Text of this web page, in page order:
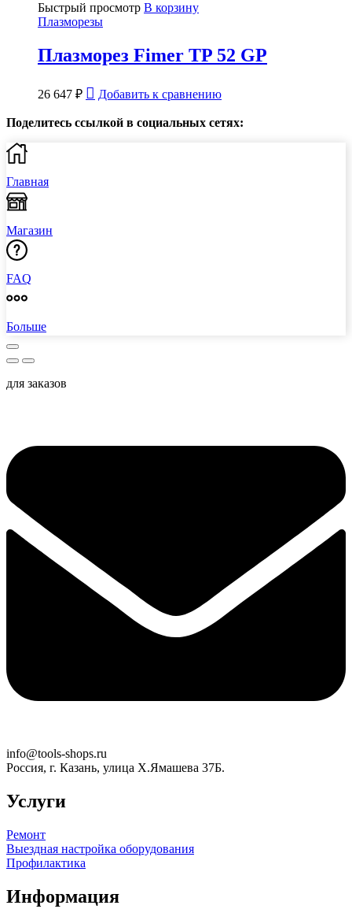
Быстрый просмотр В корзину
Плазморезы
Плазморез Fimer TP 52 GP
26 647 ₽ Добавить к сравнению
Поделитесь ссылкой в социальных сетях:
Главная
Магазин
FAQ
Больше
для заказов
info@tools-shops.ru
Россия, г. Казань, улица Х.Ямашева 37Б.
Услуги
Ремонт
Выездная настройка оборудования
Профилактика
Информация